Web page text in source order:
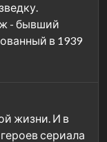
- бывший
в 1939
жизни. И в
сериала